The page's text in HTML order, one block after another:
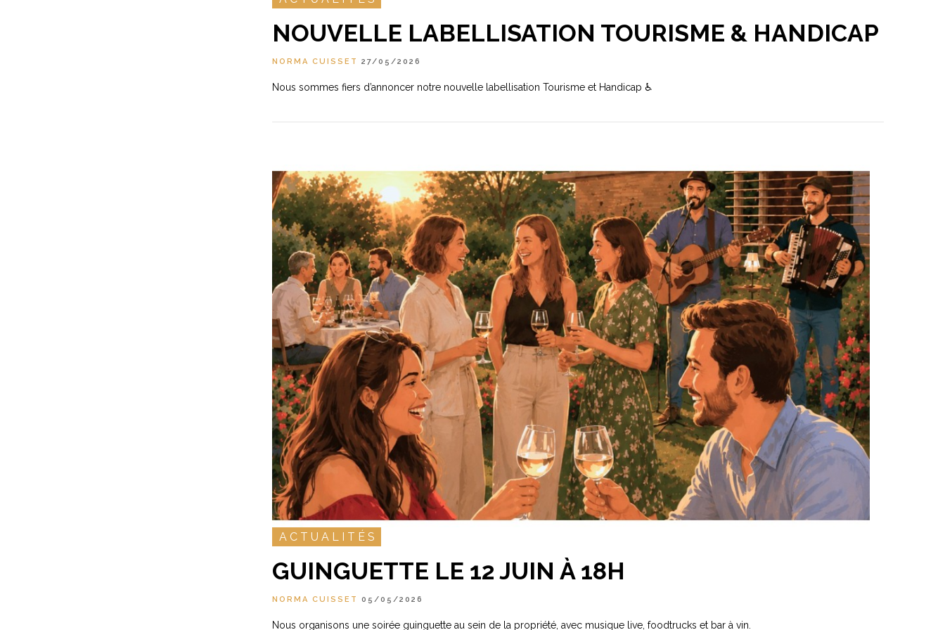
NOUVELLE LABELLISATION TOURISME & HANDICAP
NORMA CUISSET 27/05/2026
Nous sommes fiers d’annoncer notre nouvelle labellisation Tourisme et Handicap ♿
ACTUALITÉS
GUINGUETTE LE 12 JUIN À 18H
NORMA CUISSET 05/05/2026
Nous organisons une soirée guinguette au sein de la propriété, avec musique live, foodtrucks et bar à vin.